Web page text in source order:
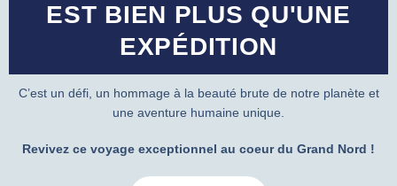
EST BIEN PLUS QU'UNE
EXPÉDITION
C’est un défi, un hommage à la beauté brute de notre planète et
une aventure humaine unique.
Revivez ce voyage exceptionnel au coeur du Grand Nord !